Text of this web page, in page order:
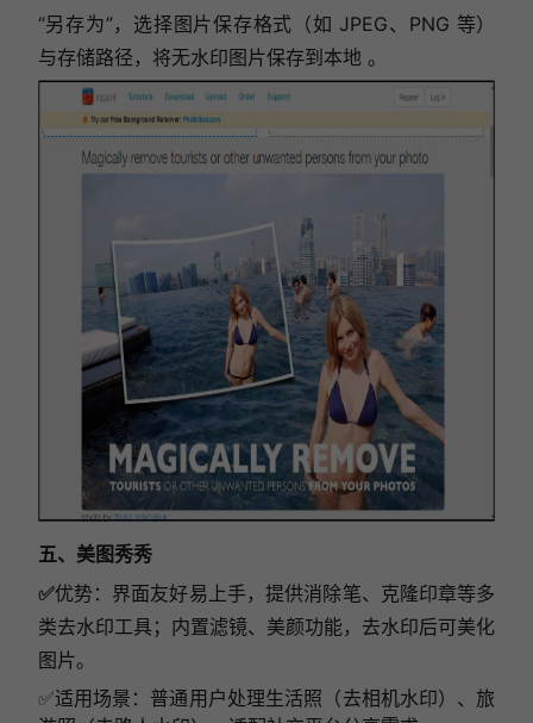
“另存为”，选择图片保存格式（如 JPEG、PNG 等）
与存储路径，将无水印图片保存到本地 。
五、美图秀秀
✅优势：界面友好易上手，提供消除笔、克隆印章等多
类去水印工具；内置滤镜、美颜功能，去水印后可美化
图片。
✅适用场景：普通用户处理生活照（去相机水印）、旅